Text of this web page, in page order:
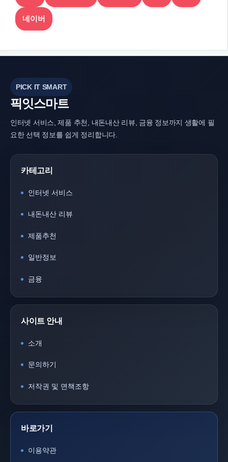
네이버
PICK IT SMART
픽잇스마트
인터넷 서비스, 제품 추천, 내돈내산 리뷰, 금융 정보까지 생활에 필
요한 선택 정보를 쉽게 정리합니다.
카테고리
인터넷 서비스
내돈내산 리뷰
제품추천
일반정보
금융
사이트 안내
소개
문의하기
저작권 및 면책조항
바로가기
이용약관